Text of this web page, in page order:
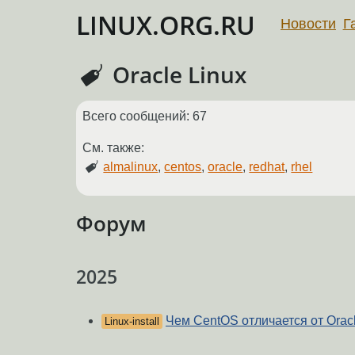
LINUX.ORG.RU Новости
Oracle Linux
Всего сообщений: 67
См. также:
almalinux,centos,oracle, redhat, rhel
Форум
2025
Linux-install Чем CentOS отличается от